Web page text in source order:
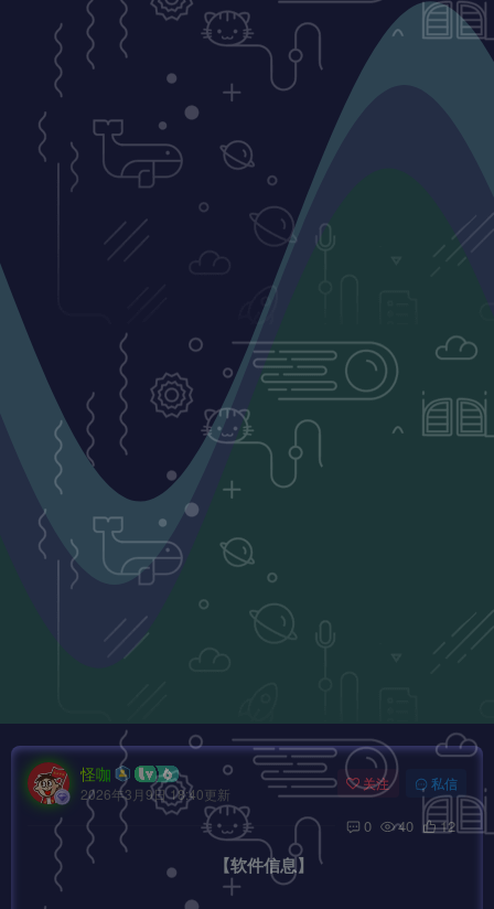
怪咖
2026年3月9日 18:40更新
关注 私信
0 40 12
【软件信息】